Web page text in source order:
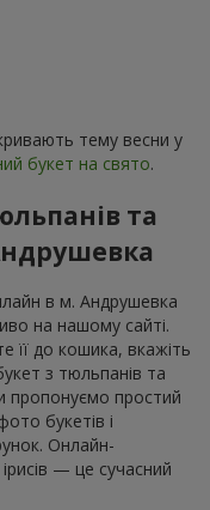
тему весни у
букет на свято.
та
в м. Андрушевка
на нашому сайті.
її до кошика, вкажіть
з тюльпанів та
пропонуємо простий
букетів і
Онлайн-
— це сучасний